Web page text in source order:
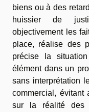
biens ou à des
huissier de
objectivement les
place, réalise des
précise la
élément dans un
sans interprétation
commercial, évitant
sur la réalité des